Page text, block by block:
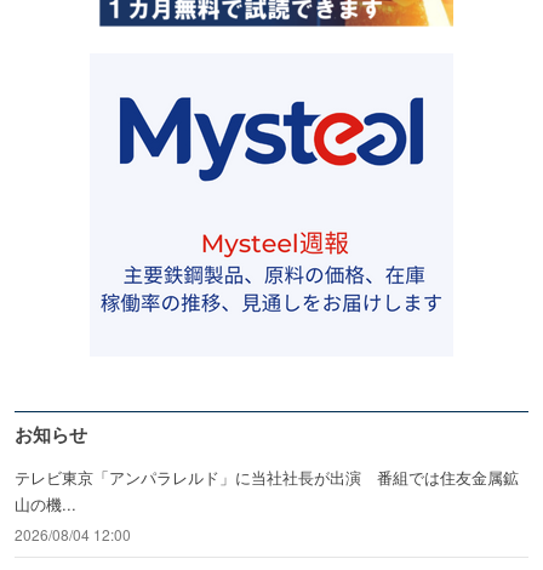
お知らせ
テレビ東京「アンパラレルド」に当社社長が出演 番組では住友金属鉱
山の機...
2026/08/04 12:00